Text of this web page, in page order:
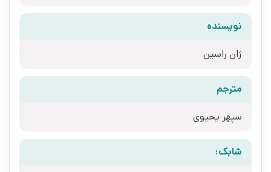
نویسنده
ژان راسین
مترجم
سپهر یحیوی
شابک: